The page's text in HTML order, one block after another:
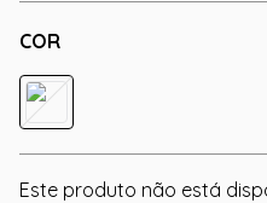
COR
Este produto não está